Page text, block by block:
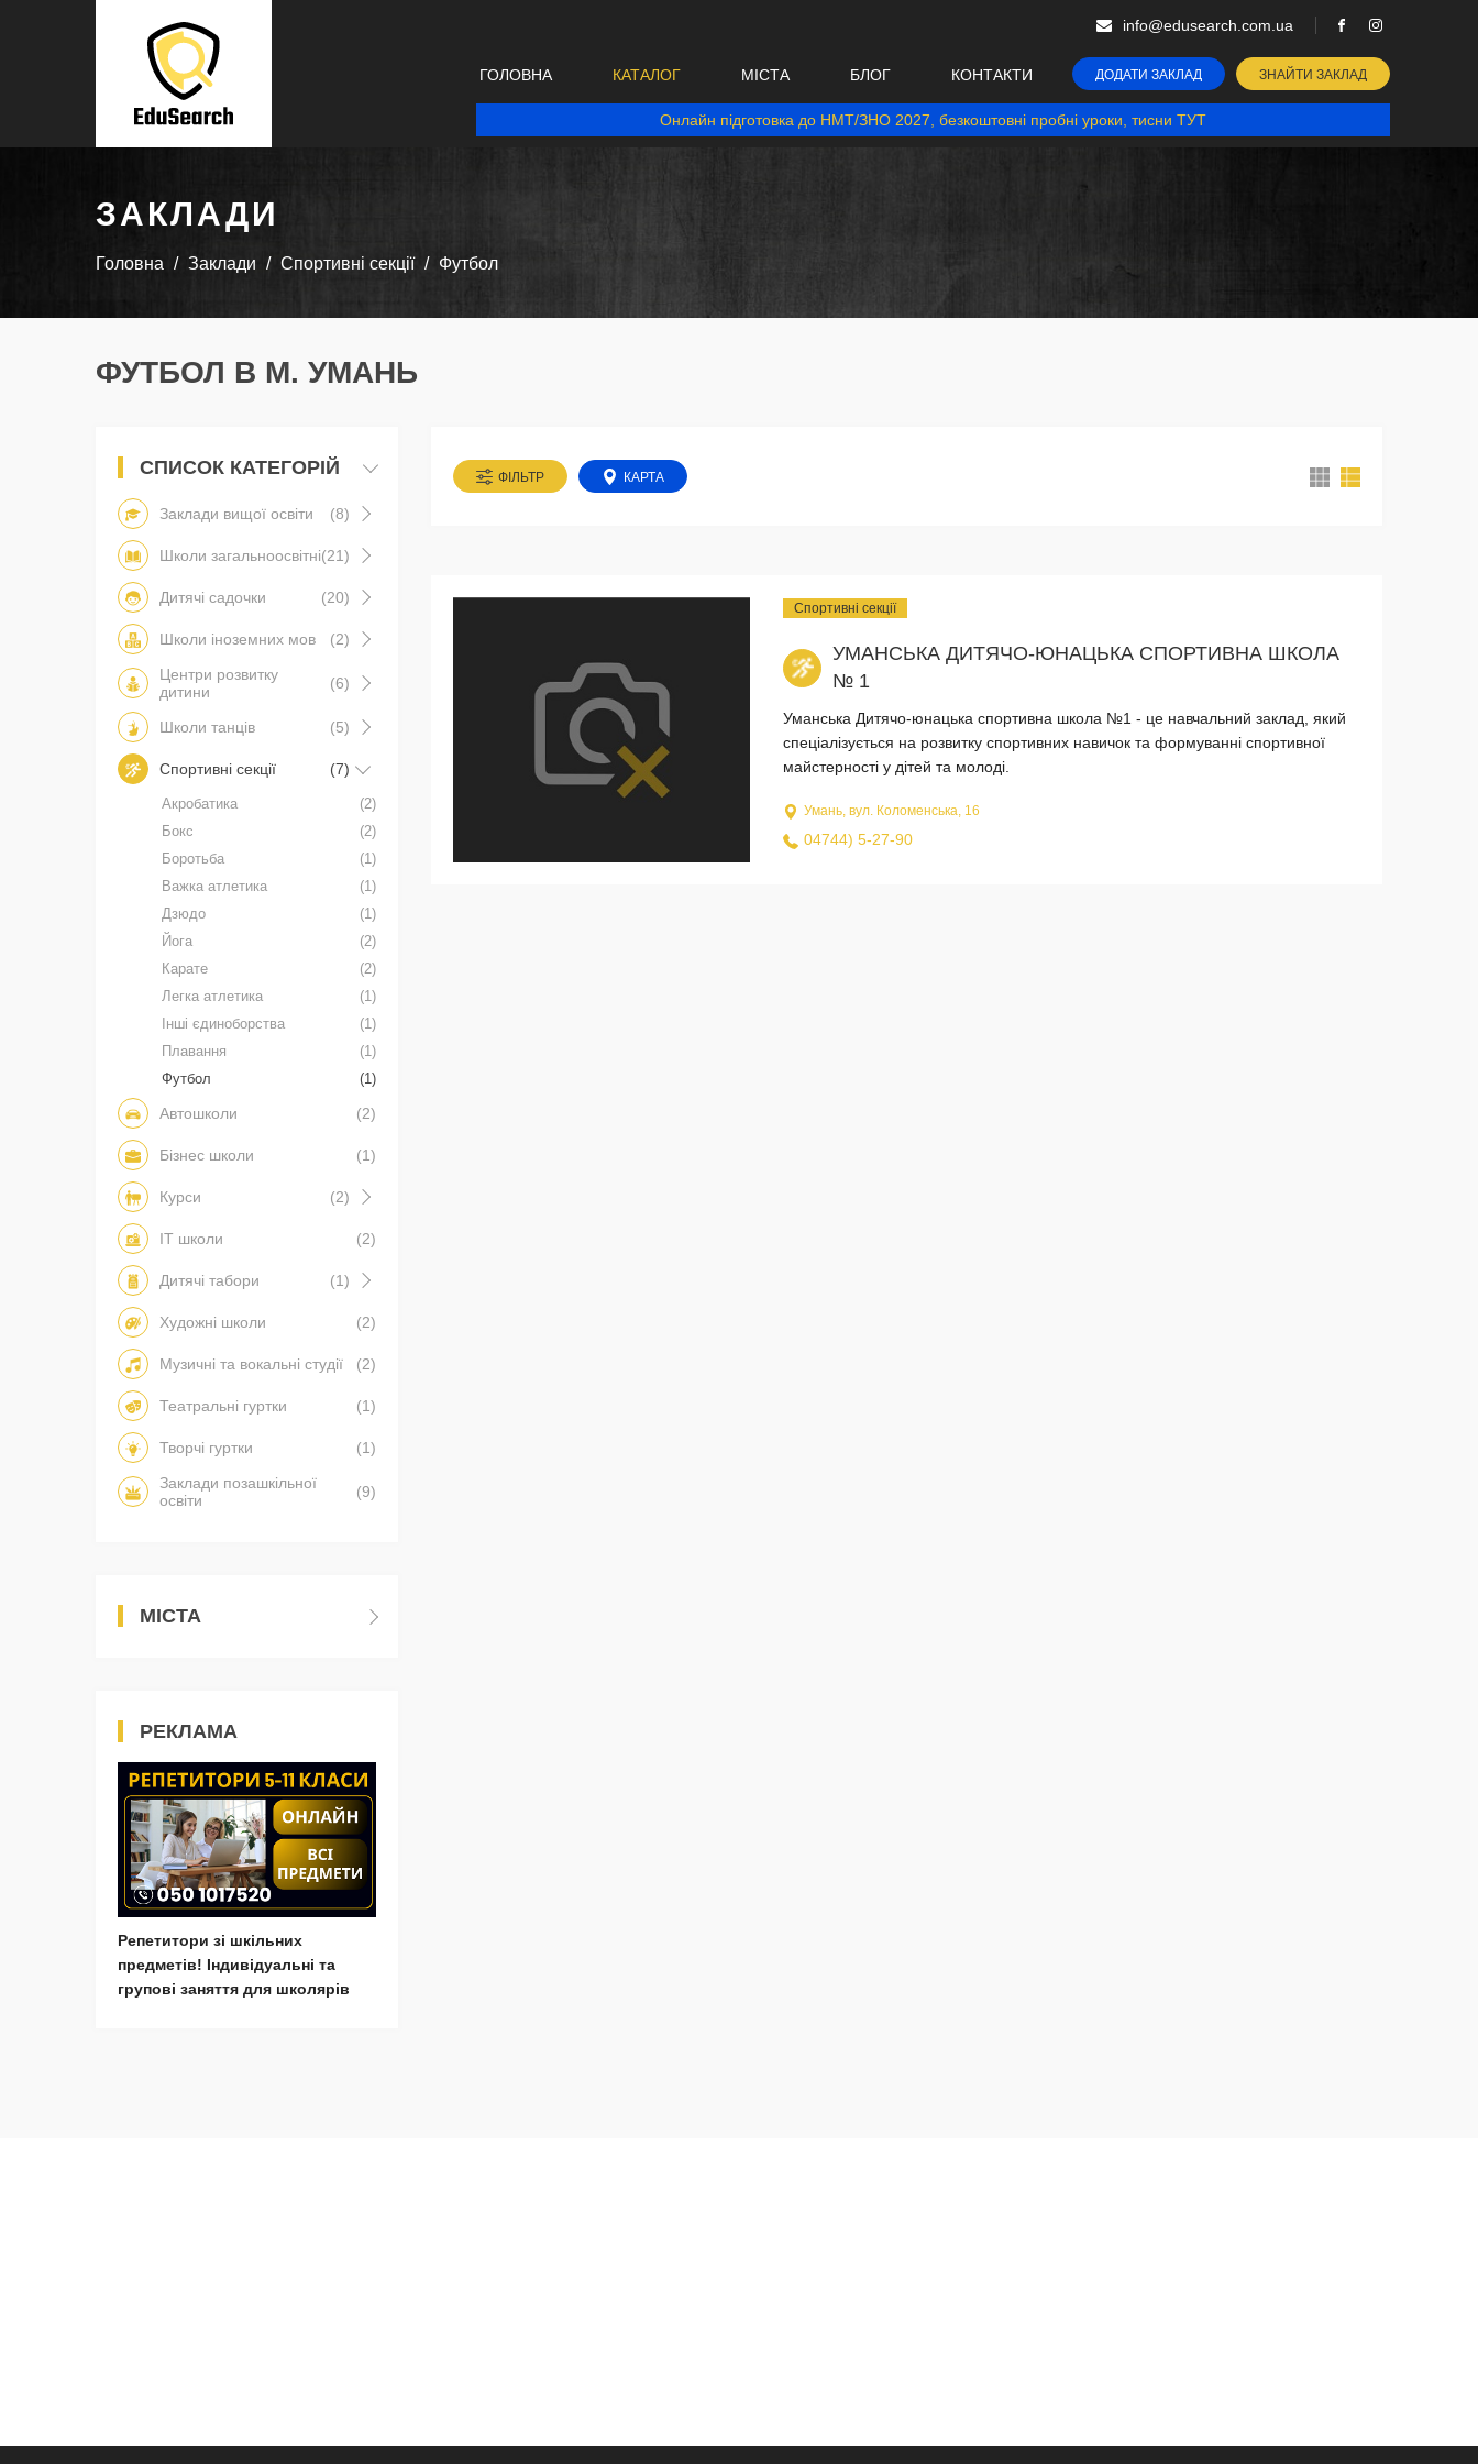
info@edusearch.com.ua
ГОЛОВНА КАТАЛОГ МІСТА БЛОГ КОНТАКТИ ДОДАТИ ЗАКЛАД ЗНАЙТИ ЗАКЛАД
Онлайн підготовка до НМТ/ЗНО 2027, безкоштовні пробні уроки, тисни ТУТ
ЗАКЛАДИ
Головна Заклади Спортивні секції Футбол
ФУТБОЛ В М. УМАНЬ
ФІЛЬТР КАРТА
Спортивні секції
УМАНСЬКА ДИТЯЧО-ЮНАЦЬКА СПОРТИВНА ШКОЛА
№ 1
Уманська Дитячо-юнацька спортивна школа №1 - це навчальний заклад, який
спеціалізується на розвитку спортивних навичок та формуванні спортивної
майстерності у дітей та молоді.
Умань, вул. Коломенська, 16
04744) 5-27-90
СПИСОК КАТЕГОРІЙ
Заклади вищої освіти (8)
Школи загальноосвітні(21)
Дитячі садочки (20)
Школи іноземних мов
(2)
Центри розвитку
дитини
(6)
Школи танців (5)
Спортивні секції (7)
Акробатика
(2)
Бокс
(2)
Боротьба
(1)
Важка атлетика
(1)
Дзюдо
(1)
Йога
(2)
Карате
(2)
Легка атлетика
(1)
Інші єдиноборства
(1)
Плавання
(1)
Футбол
(1)
Автошколи (2)
Бізнес школи (1)
Курси (2)
IT школи (2)
Дитячі табори (1)
Художні школи (2)
Музичні та вокальні студії (2)
Театральні гуртки (1)
Творчі гуртки
(1)
Заклади позашкільної
освіти
(9)
МІСТА
РЕКЛАМА
Репетитори зі шкільних
предметів! Індивідуальні та
групові заняття для школярів